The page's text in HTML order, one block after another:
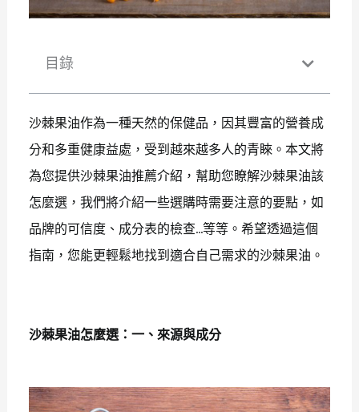
目錄
沙棘果油作為一種天然的保健品，因其豐富的營養成
分和多重健康益處，受到越來越多人的青睞。本文將
為您提供沙棘果油推薦介紹，幫助您瞭解沙棘果油該
怎麼選，我們將介紹一些選購時需要注意的要點，如
品牌的可信度、成分表的檢查…等等。希望透過這個
指南，您能更輕鬆地找到適合自己需求的沙棘果油。
沙棘果油怎麼選：一、來源與成分